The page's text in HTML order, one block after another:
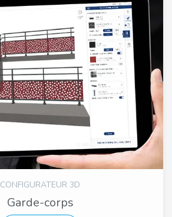
CONFIGURATEUR 3D
Garde-corps